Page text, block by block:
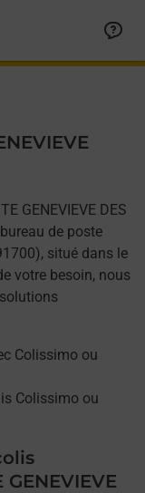
GENEVIEVE DES
de poste
situé dans le
votre besoin, nous
Colissimo ou
Colissimo ou